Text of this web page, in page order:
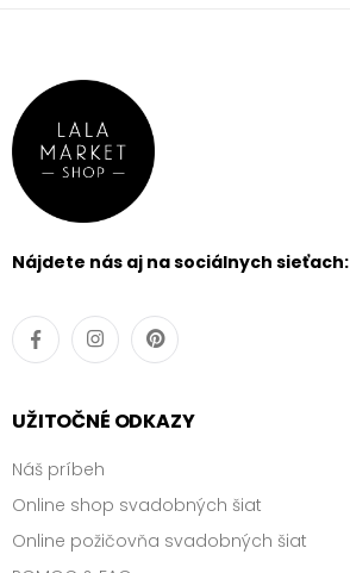
Nájdete nás aj na sociálnych sieťach:
UŽITOČNÉ ODKAZY
Náš príbeh
Online shop svadobných šiat
Online požičovňa svadobných šiat